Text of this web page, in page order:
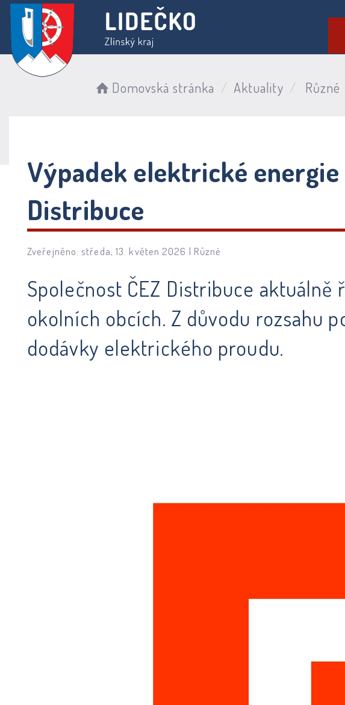
Domovská stránka Aktuality Různé
Výpadek elektrické
Distribuce
Zveřejněno: středa, 13. květen 2026 | Různé
Společnost ČEZ Distribuce
okolních obcích. Z důvodu rozsahu
dodávky elektrického proudu.